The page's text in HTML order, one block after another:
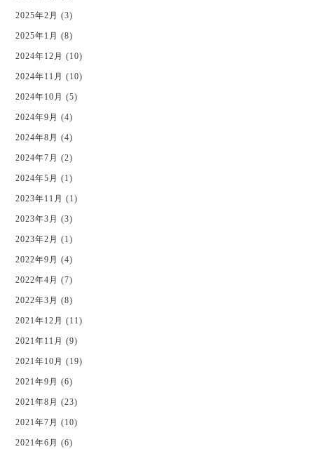
2025年2月 (3)
2025年1月 (8)
2024年12月 (10)
2024年11月 (10)
2024年10月 (5)
2024年9月 (4)
2024年8月 (4)
2024年7月 (2)
2024年5月 (1)
2023年11月 (1)
2023年3月 (3)
2023年2月 (1)
2022年9月 (4)
2022年4月 (7)
2022年3月 (8)
2021年12月 (11)
2021年11月 (9)
2021年10月 (19)
2021年9月 (6)
2021年8月 (23)
2021年7月 (10)
2021年6月 (6)